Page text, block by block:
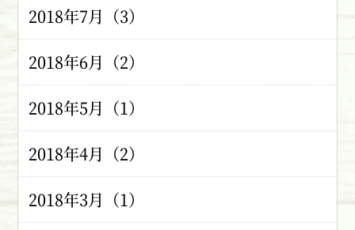
2018年7月（3）
2018年6月（2）
2018年5月（1）
2018年4月（2）
2018年3月（1）